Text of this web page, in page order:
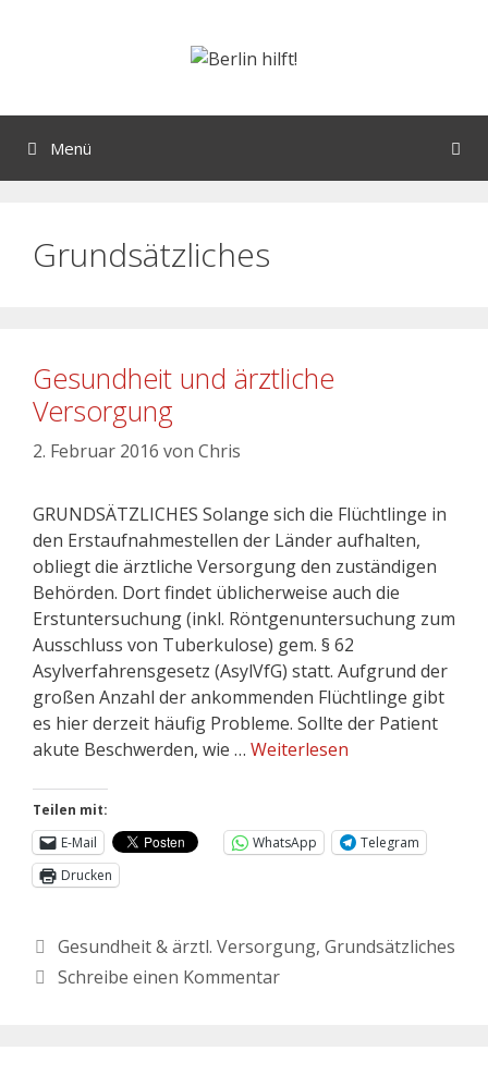
Menü
Grundsätzliches
Gesundheit und ärztliche
Versorgung
2. Februar 2016 von Chris
GRUNDSÄTZLICHES Solange sich die Flüchtlinge in
den Erstaufnahmestellen der Länder aufhalten,
obliegt die ärztliche Versorgung den zuständigen
Behörden. Dort findet üblicherweise auch die
Erstuntersuchung (inkl. Röntgenuntersuchung zum
Ausschluss von Tuberkulose) gem. § 62
Asylverfahrensgesetz (AsylVfG) statt. Aufgrund der
großen Anzahl der ankommenden Flüchtlinge gibt
es hier derzeit häufig Probleme. Sollte der Patient
akute Beschwerden, wie … Weiterlesen
Teilen mit:
E-Mail
WhatsApp
Telegram
Drucken
Gesundheit & ärztl. Versorgung, Grundsätzliches
Schreibe einen Kommentar